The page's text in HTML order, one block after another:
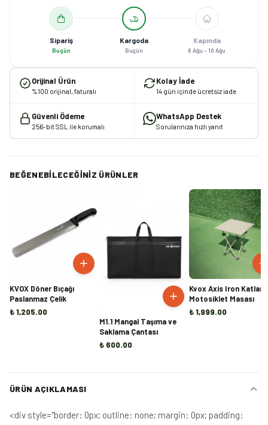
Sipariş
Bugün
Kargoda
Bugün
Kapında
8 Ağu – 10 Ağu
Orijinal Ürün
%100 orijinal, faturalı
Kolay İade
14 gün içinde ücretsiz iade
Güvenli Ödeme
256-bit SSL ile korumalı
WhatsApp Destek
Sorularınıza hızlı yanıt
BEĞENEBILECEĞINIZ ÜRÜNLER
KVOX Döner Bıçağı
Paslanmaz Çelik
₺ 1,205.00
M1.1 Mangal Taşıma ve
Saklama Çantası
₺ 600.00
Kvox Axis Iron Katlanır
Motosiklet Masası
₺ 1,999.00
ÜRÜN AÇIKLAMASI
<div style="border: 0px; outline: none; margin: 0px; padding: